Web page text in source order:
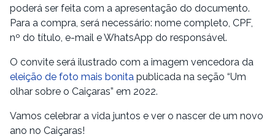
poderá ser feita com a apresentação do documento.
Para a compra, será necessário: nome completo, CPF,
nº do título, e-mail e WhatsApp do responsável.
O convite será ilustrado com a imagem vencedora da
eleição de foto mais bonita publicada na seção “Um
olhar sobre o Caiçaras” em 2022.
Vamos celebrar a vida juntos e ver o nascer de um novo
ano no Caiçaras!